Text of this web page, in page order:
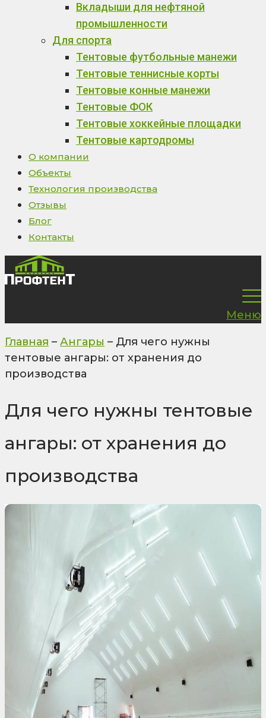
Вкладыши для нефтяной
промышленности
Для спорта
Тентовые футбольные манежи
Тентовые теннисные корты
Тентовые конные манежи
Тентовые ФОК
Тентовые хоккейные площадки
Тентовые картодромы
О компании
Объекты
Технология производства
Отзывы
Блог
Контакты
Меню
Главная – Ангары – Для чего нужны
тентовые ангары: от хранения до
производства
Для чего нужны тентовые
ангары: от хранения до
производства